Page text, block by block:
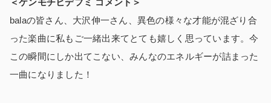
＜ケンモチヒデフミ コメント＞
balaの皆さん、大沢伸一さん、異色の様々な才能が混ざり合
った楽曲に私もご一緒出来てとても嬉しく思っています。今
この瞬間にしか出てこない、みんなのエネルギーが詰まった
一曲になりました！